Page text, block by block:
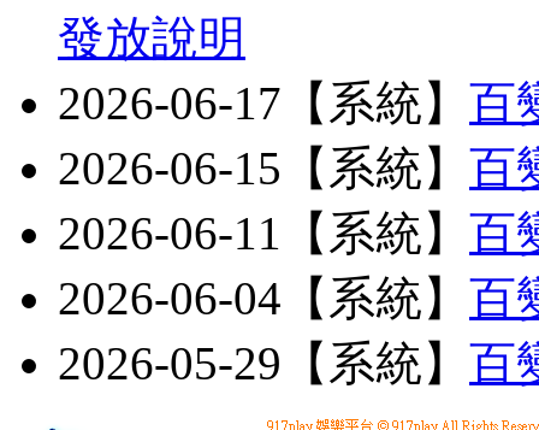
發放說明
2026-06-17【系統】 百
2026-06-15【系統】 百
2026-06-11【系統】 百
2026-06-04【系統】 百
2026-05-29【系統】 百